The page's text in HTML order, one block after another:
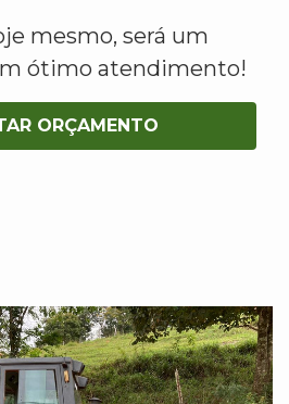
mesmo, será um
ótimo atendimento!
ORÇAMENTO